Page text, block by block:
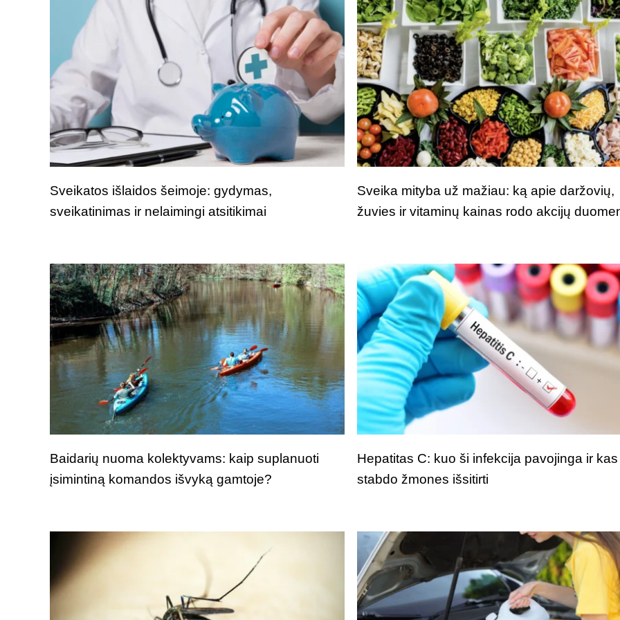
Sveikatos išlaidos šeimoje: gydymas,
sveikatinimas ir nelaimingi atsitikimai
Sveika mityba už mažiau: ką apie daržovių,
žuvies ir vitaminų kainas rodo akcijų
Baidarių nuoma kolektyvams: kaip suplanuoti
įsimintiną komandos išvyką gamtoje?
Hepatitas C: kuo ši infekcija pavojinga ir kas
stabdo žmones išsitirti